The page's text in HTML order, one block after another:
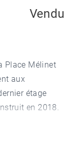
Vendu
Place Mélinet
aux
étage
en 2018.
puisque
et une